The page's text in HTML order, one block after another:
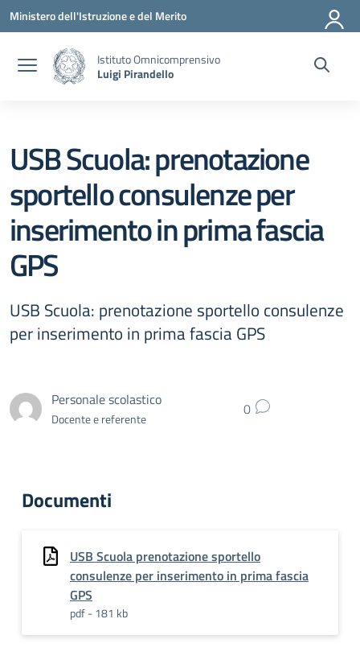
Vai ai contenuti
Vai al menu di navigazione
Vai al footer
Ministero dell'Istruzione e del Merito
Istituto Omnicomprensivo
Luigi Pirandello
USB Scuola: prenotazione
sportello consulenze per
inserimento in prima fascia
GPS
USB Scuola: prenotazione sportello consulenze
per inserimento in prima fascia GPS
Personale scolastico
Docente e referente 0
Documenti
USB Scuola prenotazione sportello
consulenze per inserimento in prima fascia
GPS
pdf - 181 kb